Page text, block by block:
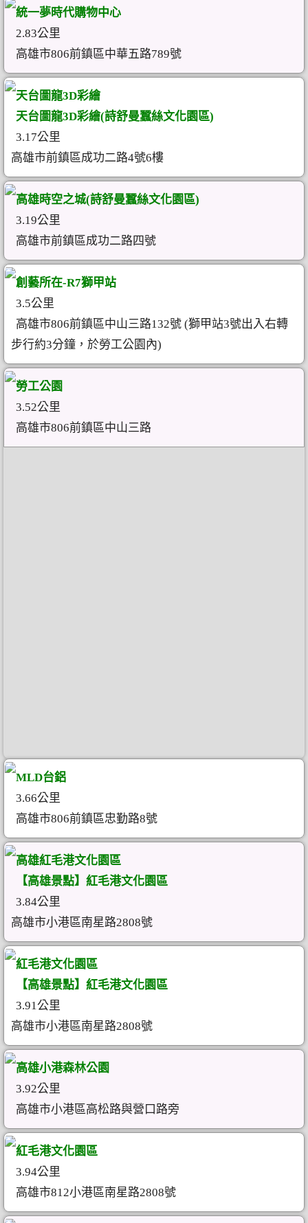
統一夢時代購物中心
2.83公里
高雄市806前鎮區中華五路789號
天台圖龍3D彩繪
天台圖龍3D彩繪(詩舒曼蠶絲文化園區)
3.17公里
高雄市前鎮區成功二路4號6樓
高雄時空之城(詩舒曼蠶絲文化園區)
3.19公里
高雄市前鎮區成功二路四號
創藝所在-R7獅甲站
3.5公里
高雄市806前鎮區中山三路132號 (獅甲站3號出入右轉
步行約3分鐘，於勞工公園內)
勞工公園
3.52公里
高雄市806前鎮區中山三路
MLD台鋁
3.66公里
高雄市806前鎮區忠勤路8號
高雄紅毛港文化園區
【高雄景點】紅毛港文化園區
3.84公里
高雄市小港區南星路2808號
紅毛港文化園區
【高雄景點】紅毛港文化園區
3.91公里
高雄市小港區南星路2808號
高雄小港森林公園
3.92公里
高雄市小港區高松路與營口路旁
紅毛港文化園區
3.94公里
高雄市812小港區南星路2808號